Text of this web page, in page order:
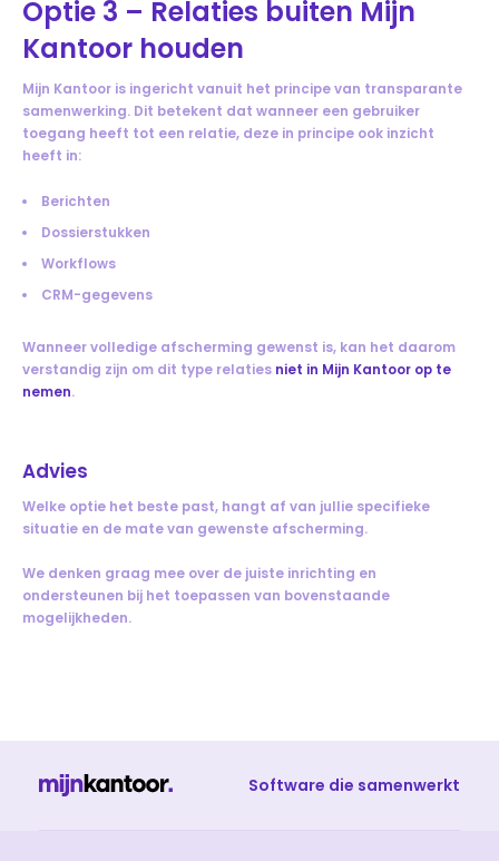
Optie 3 – Relaties buiten Mijn
Kantoor houden
Mijn Kantoor is ingericht vanuit het principe van transparante
samenwerking. Dit betekent dat wanneer een gebruiker
toegang heeft tot een relatie, deze in principe ook inzicht
heeft in:
Berichten
Dossierstukken
Workflows
CRM-gegevens
Wanneer volledige afscherming gewenst is, kan het daarom
verstandig zijn om dit type relaties niet in Mijn Kantoor op te
nemen.
Advies
Welke optie het beste past, hangt af van jullie specifieke
situatie en de mate van gewenste afscherming.
We denken graag mee over de juiste inrichting en
ondersteunen bij het toepassen van bovenstaande
mogelijkheden.
Software die samenwerkt